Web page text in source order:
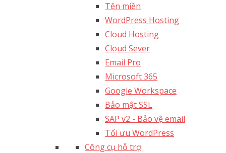
Tên miền
WordPress Hosting
Cloud Hosting
Cloud Sever
Email Pro
Microsoft 365
Google Workspace
Bảo mật SSL
SAP v2 - Bảo vệ email​
Tối ưu WordPress
Công cụ hỗ trợ